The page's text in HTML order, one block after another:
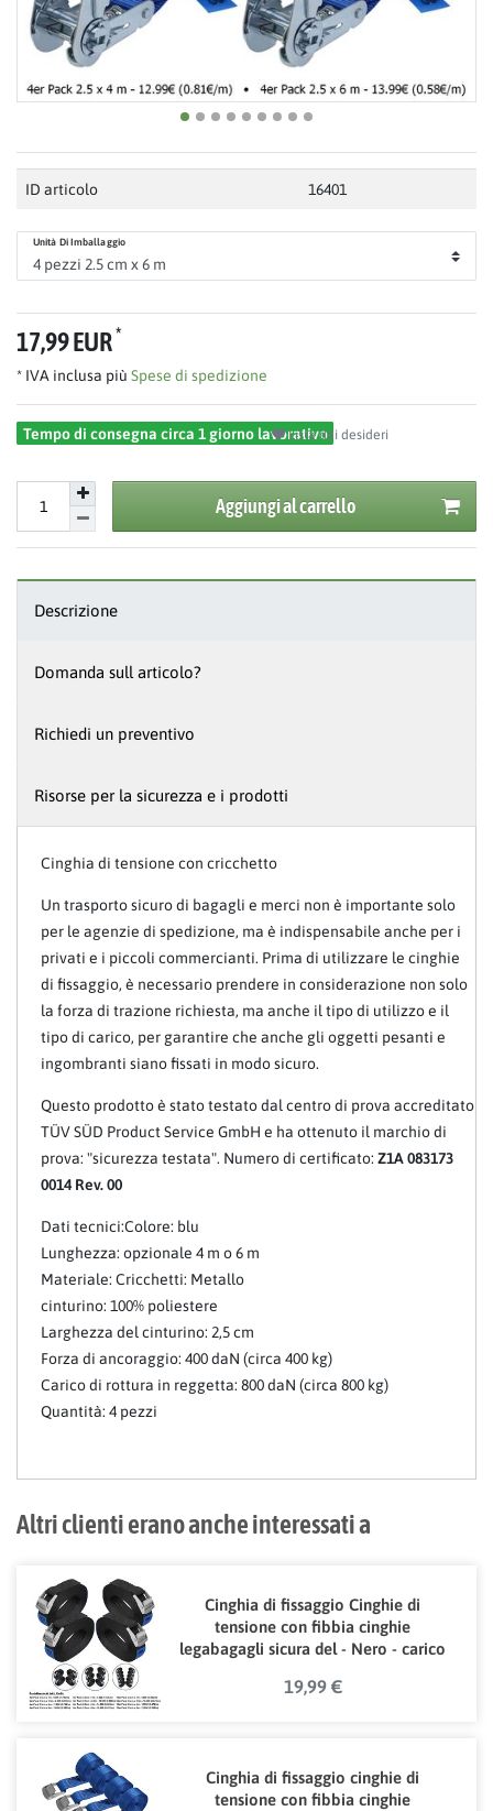
ID articolo 16401
Unità Di Imballaggio
17,99 EUR*
* IVA inclusa più Spese di spedizione
Tempo di consegna circa 1 giorno lavorativoLista dei desideri
Aggiungi al carrello
Descrizione
Domanda sull articolo?
Richiedi un preventivo
Risorse per la sicurezza e i prodotti
Cinghia di tensione con cricchetto
Un trasporto sicuro di bagagli e merci non è importante solo
per le agenzie di spedizione, ma è indispensabile anche per i
privati e i piccoli commercianti. Prima di utilizzare le cinghie
di fissaggio, è necessario prendere in considerazione non solo
la forza di trazione richiesta, ma anche il tipo di utilizzo e il
tipo di carico, per garantire che anche gli oggetti pesanti e
ingombranti siano fissati in modo sicuro.
Questo prodotto è stato testato dal centro di prova accreditato
TÜV SÜD Product Service GmbH e ha ottenuto il marchio di
prova: "sicurezza testata". Numero di certificato: Z1A 083173
0014 Rev. 00
Dati tecnici:Colore: blu
Lunghezza: opzionale 4 m o 6 m
Materiale: Cricchetti: Metallo
cinturino: 100% poliestere
Larghezza del cinturino: 2,5 cm
Forza di ancoraggio: 400 daN (circa 400 kg)
Carico di rottura in reggetta: 800 daN (circa 800 kg)
Quantità: 4 pezzi
Altri clienti erano anche interessati a
Cinghia di fissaggio Cinghie di
tensione con fibbia cinghie
legabagagli sicura del - Nero - carico
12195-2
19,99 €
Cinghia di fissaggio cinghie di
tensione con fibbia cinghie